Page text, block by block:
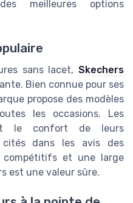
meilleures options
sans lacet, Skechers
Bien connue pour ses
propose des modèles
les occasions. Les
et le confort de leurs
cités dans les avis des
et une large
est une valeur sûre.